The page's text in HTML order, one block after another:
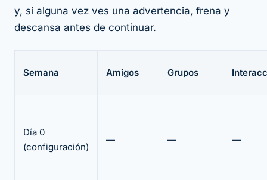
y, si alguna vez ves una advertencia, frena y
descansa antes de continuar.
Semana Amigos Grupos
Día 0
(configuración)
— — —